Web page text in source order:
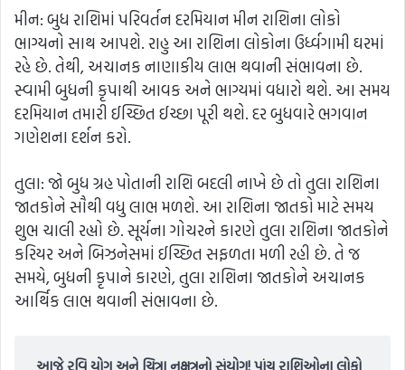
મીન: બુધ રાશિમાં પરિવર્તન દરમિયાન મીન રાશિના લોકો
ભાગ્યનો સાથ આપશે. રાહુ આ રાશિના લોકોના ઉર્ધ્વગામી ઘરમાં
રહે છે. તેથી, અચાનક નાણાકીય લાભ થવાની સંભાવના છે.
સ્વામી બુધની કૃપાથી આવક અને ભાગ્યમાં વધારો થશે. આ સમય
દરમિયાન તમારી ઈચ્છિત ઈચ્છા પૂરી થશે. દર બુધવારે ભગવાન
ગણેશના દર્શન કરો.
તુલા: જો બુધ ગ્રહ પોતાની રાશિ બદલી નાખે છે તો તુલા રાશિના
જાતકોને સૌથી વધુ લાભ મળશે. આ રાશિના જાતકો માટે સમય
શુભ ચાલી રહ્યો છે. સૂર્યના ગોચરને કારણે તુલા રાશિના જાતકોને
કરિયર અને બિઝનેસમાં ઈચ્છિત સફળતા મળી રહી છે. તે જ
સમયે, બુધની કૃપાને કારણે, તુલા રાશિના જાતકોને અચાનક
આર્થિક લાભ થવાની સંભાવના છે.
આજે રવિ યોગ અને ચિત્રા નક્ષત્રનો સંયોગ! પાંચ રાશિઓના લોકો